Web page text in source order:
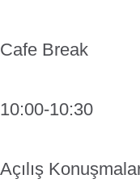
Cafe Break
10:00-10:30
Açılış